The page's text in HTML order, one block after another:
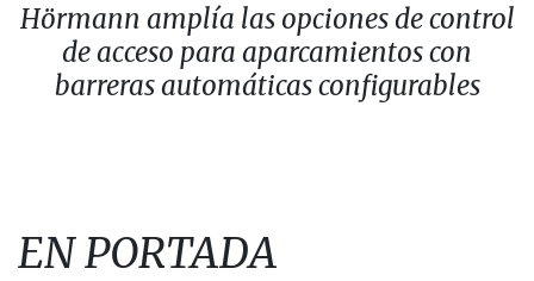
Hörmann amplía las opciones de control
de acceso para aparcamientos con
barreras automáticas configurables
EN PORTADA